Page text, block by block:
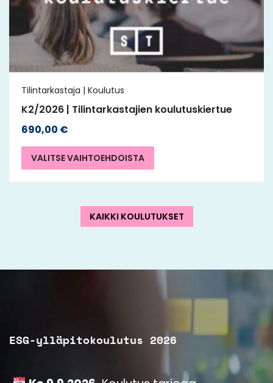
Tilintarkastaja | Koulutus
K2/2026 | Tilintarkastajien koulutuskiertue
690,00 €
VALITSE VAIHTOEHDOISTA
KAIKKI KOULUTUKSET
ESG-ylläpitokoulutus 2026